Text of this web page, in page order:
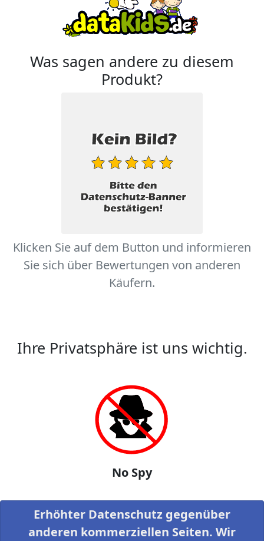
Was sagen andere zu diesem
Produkt?
Klicken Sie auf dem Button und informieren
Sie sich über Bewertungen von anderen
Käufern.
Ihre Privatsphäre ist uns wichtig.
No Spy
Erhöhter Datenschutz gegenüber
anderen kommerziellen Seiten. Wir